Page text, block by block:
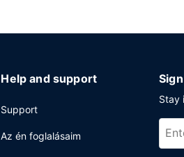
Help and support
Support
Az én foglalásaim
Stay